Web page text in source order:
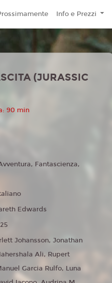
Info e Prezzi
(JURASSIC
90 min
Fantascienza,
Edwards
Johansson, Jonathan
Ali, Rupert
Garcia Rulfo, Luna